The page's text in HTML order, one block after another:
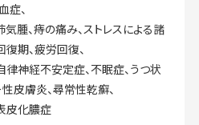
症、
気腫、痔の痛み、ストレスによる諸
復期、疲労回復、
律神経不安定症、不眠症、うつ状
性皮膚炎、尋常性乾癬、
皮化膿症